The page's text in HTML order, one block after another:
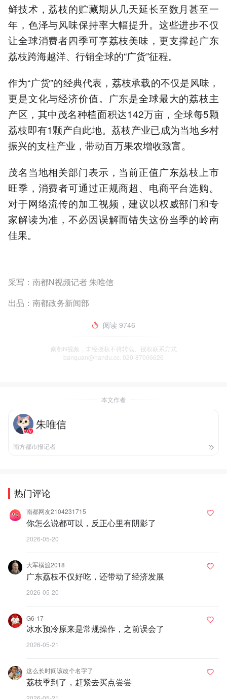
鲜技术，荔枝的贮藏期从几天延长至数月甚至一
年，色泽与风味保持率大幅提升。这些进步不仅
让全球消费者四季可享荔枝美味，更支撑起广东
荔枝跨海越洋、行销全球的“广货”征程。
作为“广货”的经典代表，荔枝承载的不仅是风味，
更是文化与经济价值。广东是全球最大的荔枝主
产区，其中茂名种植面积达142万亩，全球每5颗
荔枝即有1颗产自此地。荔枝产业已成为当地乡村
振兴的支柱产业，带动百万果农增收致富。
茂名当地相关部门表示，当前正值广东荔枝上市
旺季，消费者可通过正规商超、电商平台选购。
对于网络流传的加工视频，建议以权威部门和专
家解读为准，不必因误解而错失这份当季的岭南
佳果。
采写：南都N视频记者 朱唯信
出品：南都政务新闻部
阅读 9746
南都N视频，未经授权不得转载、授权联系方式
banquan@nandu.cc. 020-87006626
本文作者
朱唯信
南方都市报记者
热门评论
南都网友2104231715
你怎么说都可以，反正心里有阴影了
2026-05-20
大军横渡2018
广东荔枝不仅好吃，还带动了经济发展
2026-05-20
G6-17
冰水预冷原来是常规操作，之前误会了
2026-05-21
这么长时间该改个名字了
荔枝季到了，赶紧去买点尝尝